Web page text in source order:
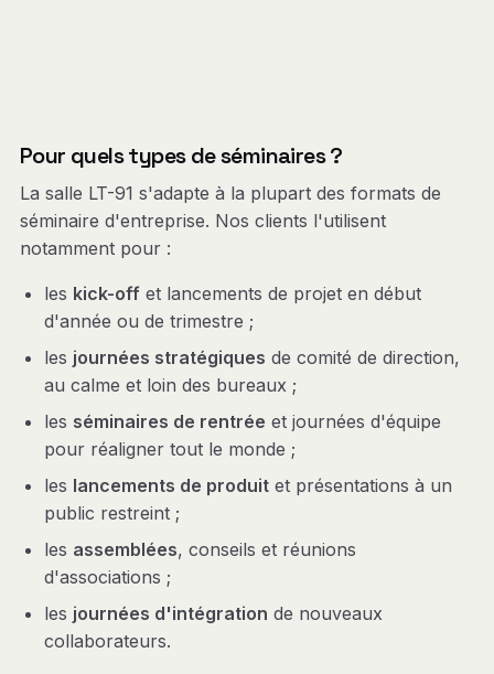
Pour quels types de séminaires ?
La salle LT-91 s'adapte à la plupart des formats de
séminaire d'entreprise. Nos clients l'utilisent
notamment pour :
les kick-off et lancements de projet en début
d'année ou de trimestre ;
les journées stratégiques de comité de direction,
au calme et loin des bureaux ;
les séminaires de rentrée et journées d'équipe
pour réaligner tout le monde ;
les lancements de produit et présentations à un
public restreint ;
les assemblées, conseils et réunions
d'associations ;
les journées d'intégration de nouveaux
collaborateurs.